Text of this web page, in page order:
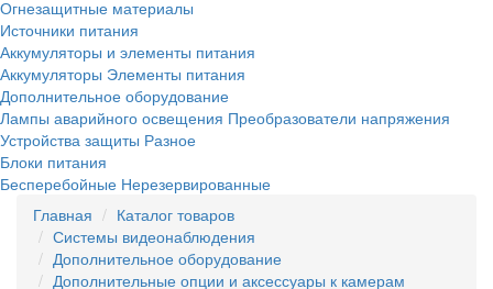
Огнезащитные материалы
Источники питания
Аккумуляторы и элементы питания
Аккумуляторы Элементы питания
Дополнительное оборудование
Лампы аварийного освещения Преобразователи напряжения
Устройства защиты Разное
Блоки питания
Бесперебойные Нерезервированные
Главная
Каталог товаров
Системы видеонаблюдения
Дополнительное оборудование
Дополнительные опции и аксессуары к камерам